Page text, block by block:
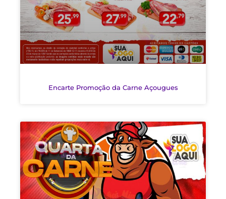
Encarte Promoção da Carne Açougues